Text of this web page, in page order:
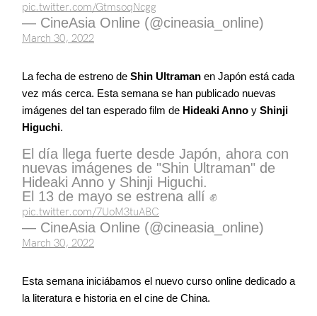
pic.twitter.com/GtmsoqNcgg
— CineAsia Online (@cineasia_online)
March 30, 2022
La fecha de estreno de Shin Ultraman en Japón está cada
vez más cerca. Esta semana se han publicado nuevas
imágenes del tan esperado film de Hideaki Anno y Shinji
Higuchi.
El día llega fuerte desde Japón, ahora con
nuevas imágenes de "Shin Ultraman" de
Hideaki Anno y Shinji Higuchi.
El 13 de mayo se estrena allí ✊
pic.twitter.com/7UoM3tuABC
— CineAsia Online (@cineasia_online)
March 30, 2022
Esta semana iniciábamos el nuevo curso online dedicado a
la literatura e historia en el cine de China.